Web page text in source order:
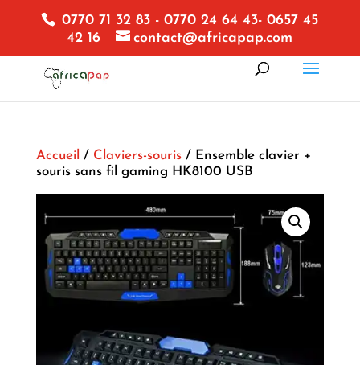
0770 71 32 83 - 0770 24 64 43- 0657 45
42 16
contact@africapap.com
Accueil / Claviers-souris/ Ensemble clavier +
souris sans fil gaming HK8100 USB